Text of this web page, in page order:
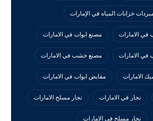
خزانات المياه في الإمارات
في الامارات مصنع ابواب في الامارات
الامارات مصنع خشب في الامارات
الامارات مقابض ابواب في الامارات
نجار في الامارات نجار مسلح الامارات
نجار مسلح فى الامارات